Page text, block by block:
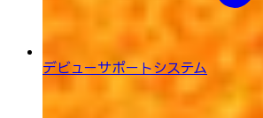
デビューサポートシステム